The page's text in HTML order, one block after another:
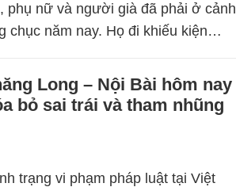
phụ nữ và người già đã phải ở cảnh
chục năm nay. Họ đi khiếu kiện…
Long – Nội Bài hôm nay
bỏ sai trái và tham nhũng
trạng vi phạm pháp luật tại Việt